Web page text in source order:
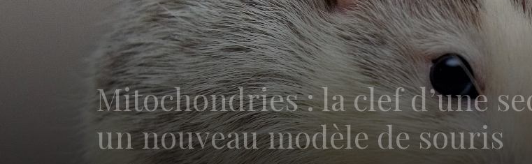
Mitochondries : la clef d’une
un nouveau modèle de souris